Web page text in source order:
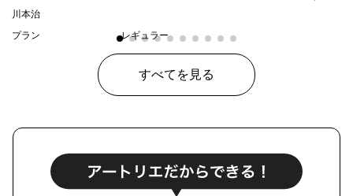
川本治
プラン
レギュラー
¥ 80,000
すべてを見る